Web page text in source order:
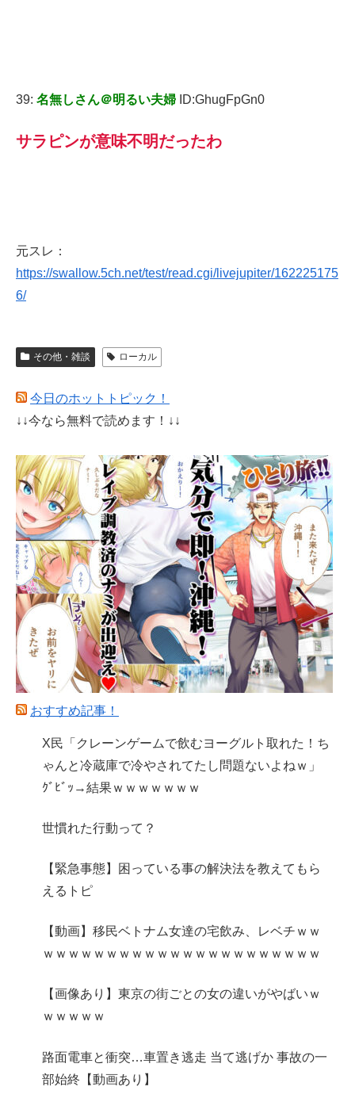
39: 名無しさん＠明るい夫婦 ID:GhugFpGn0
サラピンが意味不明だったわ
元スレ：
https://swallow.5ch.net/test/read.cgi/livejupiter/162225175
6/
その他・雑談 ローカル
今日のホットトピック！
↓↓今なら無料で読めます！↓↓
おすすめ記事！
X民「クレーンゲームで飲むヨーグルト取れた！ち
ゃんと冷蔵庫で冷やされてたし問題ないよねｗ」
ｸﾞﾋﾞｯ→結果ｗｗｗｗｗｗｗ
世慣れた行動って？
【緊急事態】困っている事の解決法を教えてもら
えるトピ
【動画】移民ベトナム女達の宅飲み、レベチｗｗ
ｗｗｗｗｗｗｗｗｗｗｗｗｗｗｗｗｗｗｗｗｗｗ
【画像あり】東京の街ごとの女の違いがやばいｗ
ｗｗｗｗｗ
路面電車と衝突…車置き逃走 当て逃げか 事故の一
部始終【動画あり】